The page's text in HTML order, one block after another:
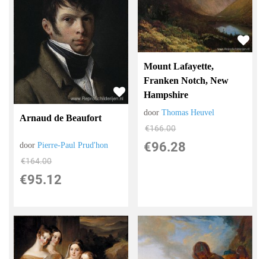
Arnaud de Beaufort
doorPierre-Paul Prud'hon
€164.00
€95.12
Mount Lafayette,
Franken Notch, New
Hampshire
doorThomas Heuvel
€166.00
€96.28